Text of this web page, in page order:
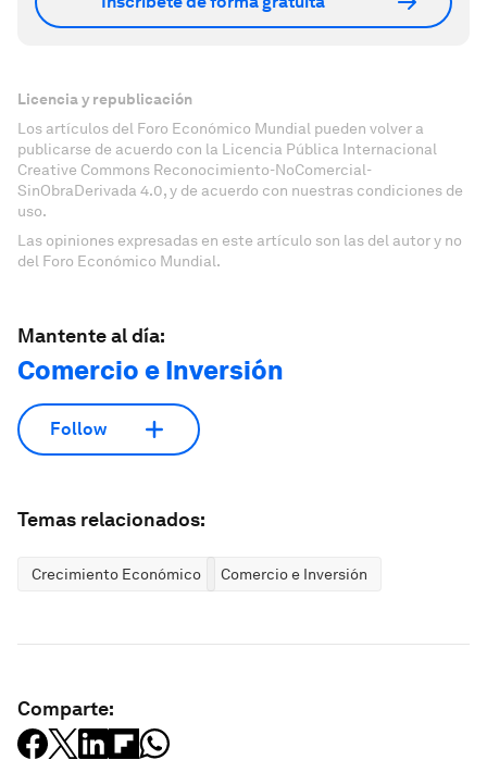
Licencia y republicación
Los artículos del Foro Económico Mundial pueden volver a
publicarse de acuerdo con la Licencia Pública Internacional
Creative Commons Reconocimiento-NoComercial-
SinObraDerivada 4.0, y de acuerdo con nuestras condiciones de
uso.
Las opiniones expresadas en este artículo son las del autor y no
del Foro Económico Mundial.
Mantente al día:
Comercio e Inversión
Follow
Temas relacionados:
Crecimiento Económico Comercio e Inversión
Comparte: